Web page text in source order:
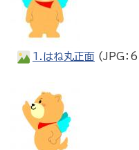
1.はね丸正面 (JPG：